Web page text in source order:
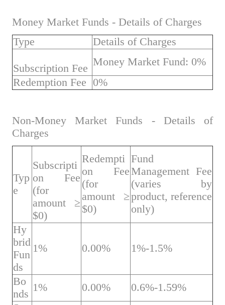
Money Market Funds - Details of Charges
Type
Details of Charges
Subscription Fee
Money Market Fund: 0%
Redemption Fee
0%
Non-Money Market Funds - Details of
Charges
Typ
e
Subscripti
on Fee
(for
amount ≥
$0)
Redempti
on Fee
(for
amount ≥
$0)
Fund
Management Fee
(varies by
product, reference
only)
Hy
brid
Fun
ds
1% 0.00% 1%-1.5%
Bo
nds
1% 0.00%
0.6%-1.59%